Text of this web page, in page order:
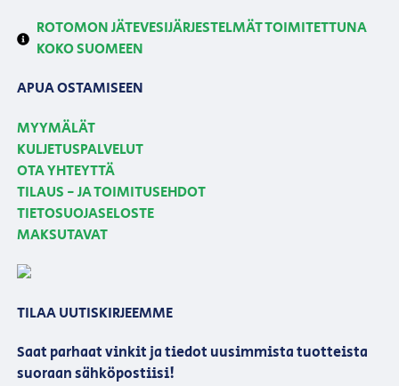
ROTOMON JÄTEVESIJÄRJESTELMÄT TOIMITETTUNA
KOKO SUOMEEN
APUA OSTAMISEEN
MYYMÄLÄT
KULJETUSPALVELUT
OTA YHTEYTTÄ
TILAUS - JA TOIMITUSEHDOT
TIETOSUOJASELOSTE
MAKSUTAVAT
TILAA UUTISKIRJEEMME
Saat parhaat vinkit ja tiedot uusimmista tuotteista
suoraan sähköpostiisi!